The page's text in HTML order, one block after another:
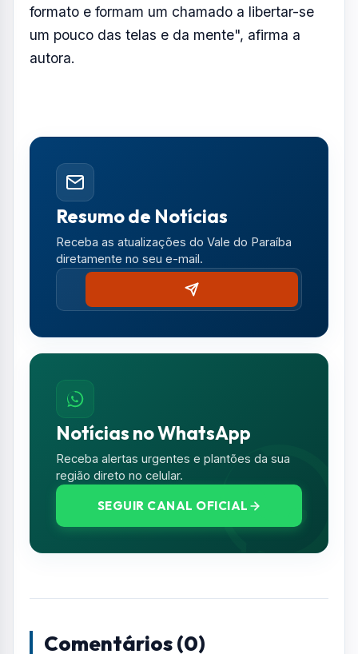
Notícias no WhatsApp
Receba alertas urgentes e plantões da sua
região direto no celular.
SEGUIR CANAL OFICIAL
Comentários (0)
Nenhum comentário publicado ainda. Seja o
Deixe seu Comentário
NOME *